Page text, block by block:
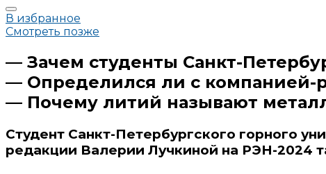
В избранное
Смотреть позже
— Зачем студенты Санкт-
— Определился ли с компанией-
— Почему литий называют
Студент Санкт-Петербургского горного
редакции Валерии Лучкиной на РЭН-2024